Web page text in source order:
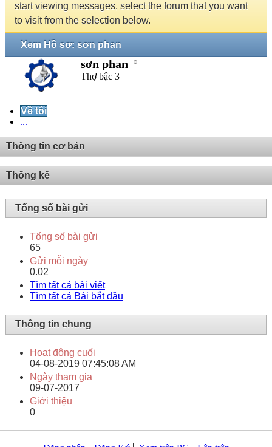
start viewing messages, select the forum that you want
to visit from the selection below.
Xem Hồ sơ: sơn phan
sơn phan
Thợ bậc 3
Về tôi
...
Thông tin cơ bản
Thống kê
Tổng số bài gửi
Tổng số bài gửi
65
Gửi mỗi ngày
0.02
Tìm tất cả bài viết
Tìm tất cả Bài bắt đầu
Thông tin chung
Hoạt động cuối
04-08-2019 07:45:08 AM
Ngày tham gia
09-07-2017
Giới thiệu
0